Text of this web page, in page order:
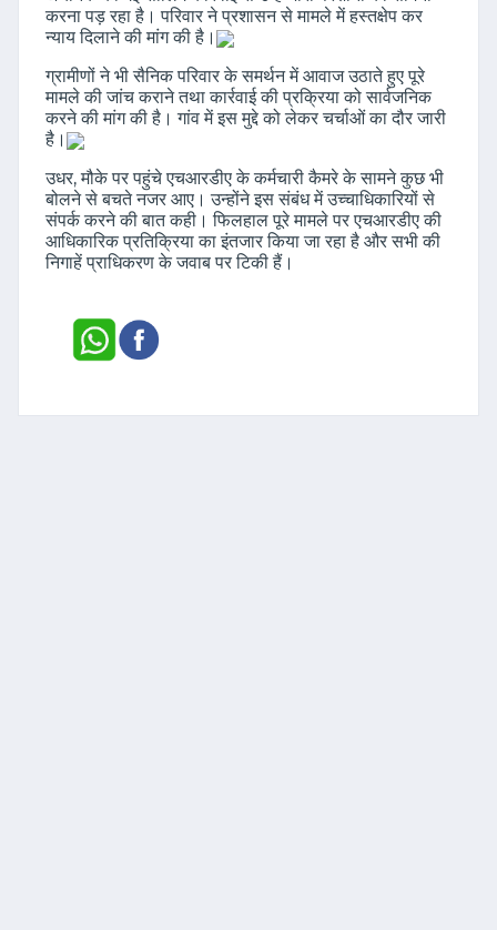
करना पड़ रहा है। परिवार ने प्रशासन से मामले में हस्तक्षेप कर
न्याय दिलाने की मांग की है।
ग्रामीणों ने भी सैनिक परिवार के समर्थन में आवाज उठाते हुए पूरे
मामले की जांच कराने तथा कार्रवाई की प्रक्रिया को सार्वजनिक
करने की मांग की है। गांव में इस मुद्दे को लेकर चर्चाओं का दौर जारी
है।
उधर, मौके पर पहुंचे एचआरडीए के कर्मचारी कैमरे के सामने कुछ भी
बोलने से बचते नजर आए। उन्होंने इस संबंध में उच्चाधिकारियों से
संपर्क करने की बात कही। फिलहाल पूरे मामले पर एचआरडीए की
आधिकारिक प्रतिक्रिया का इंतजार किया जा रहा है और सभी की
निगाहें प्राधिकरण के जवाब पर टिकी हैं।